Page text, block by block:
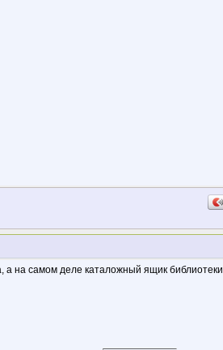
а на самом деле каталожный ящик библиотеки